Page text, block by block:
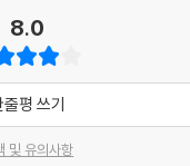
8.0
평 쓰기
및 유의사항